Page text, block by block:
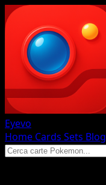
Eyevo
Home Cards Sets Blog